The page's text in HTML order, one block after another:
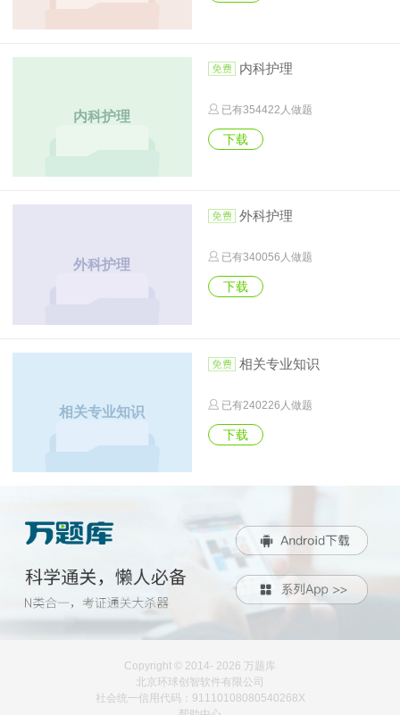
内科护理
内科护理
已有354422 人做题
下载
外科护理
外科护理
已有340056 人做题
下载
相关专业知识
相关专业知识
已有240226 人做题
下载
Copyright © 2014- 2026 万题库
北京环球创智软件有限公司
社会统一信用代码：91110108080540268X